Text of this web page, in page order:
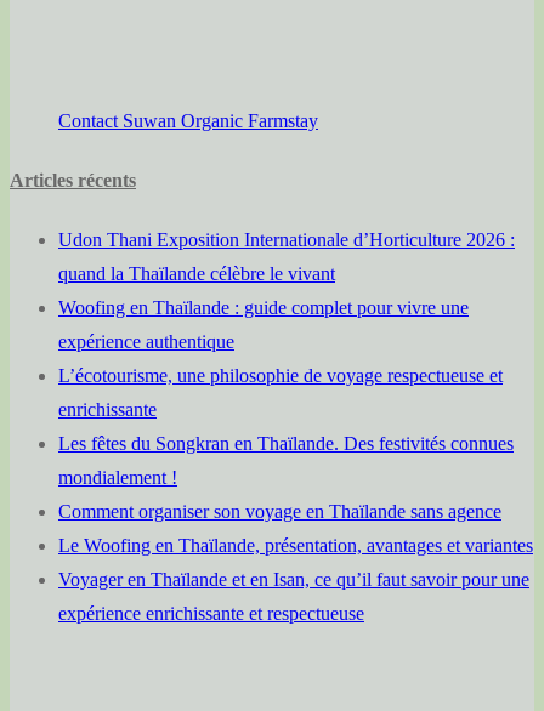
Contact Suwan Organic Farmstay
Articles récents
Udon Thani Exposition Internationale d’Horticulture 2026 :
quand la Thaïlande célèbre le vivant
Woofing en Thaïlande : guide complet pour vivre une
expérience authentique
L’écotourisme, une philosophie de voyage respectueuse et
enrichissante
Les fêtes du Songkran en Thaïlande. Des festivités connues
mondialement !
Comment organiser son voyage en Thaïlande sans agence
Le Woofing en Thaïlande, présentation, avantages et variantes
Voyager en Thaïlande et en Isan, ce qu’il faut savoir pour une
expérience enrichissante et respectueuse